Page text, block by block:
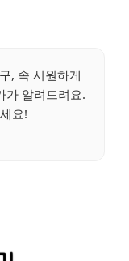
, 속 시원하게
가 알려드려요.
요!